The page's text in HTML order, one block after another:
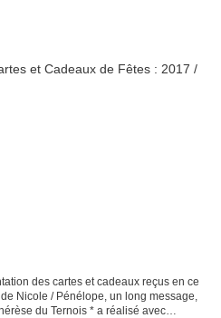
des cartes et cadeaux reçus en ce
Nicole / Pénélope, un long message,
du Ternois * a réalisé avec